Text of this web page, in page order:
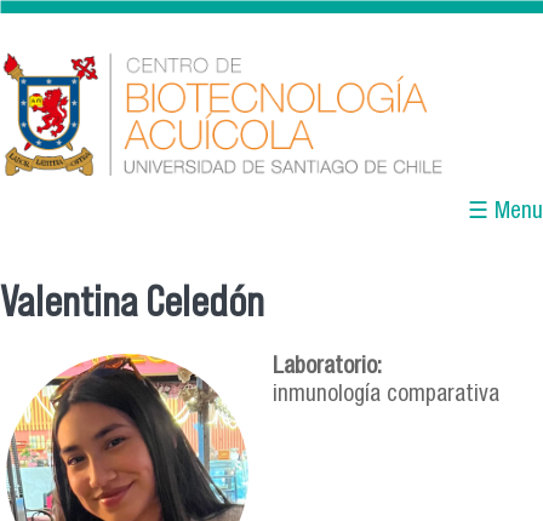
Pasar al contenido principal
☰ Menu
Valentina Celedón
Laboratorio:
inmunología comparativa